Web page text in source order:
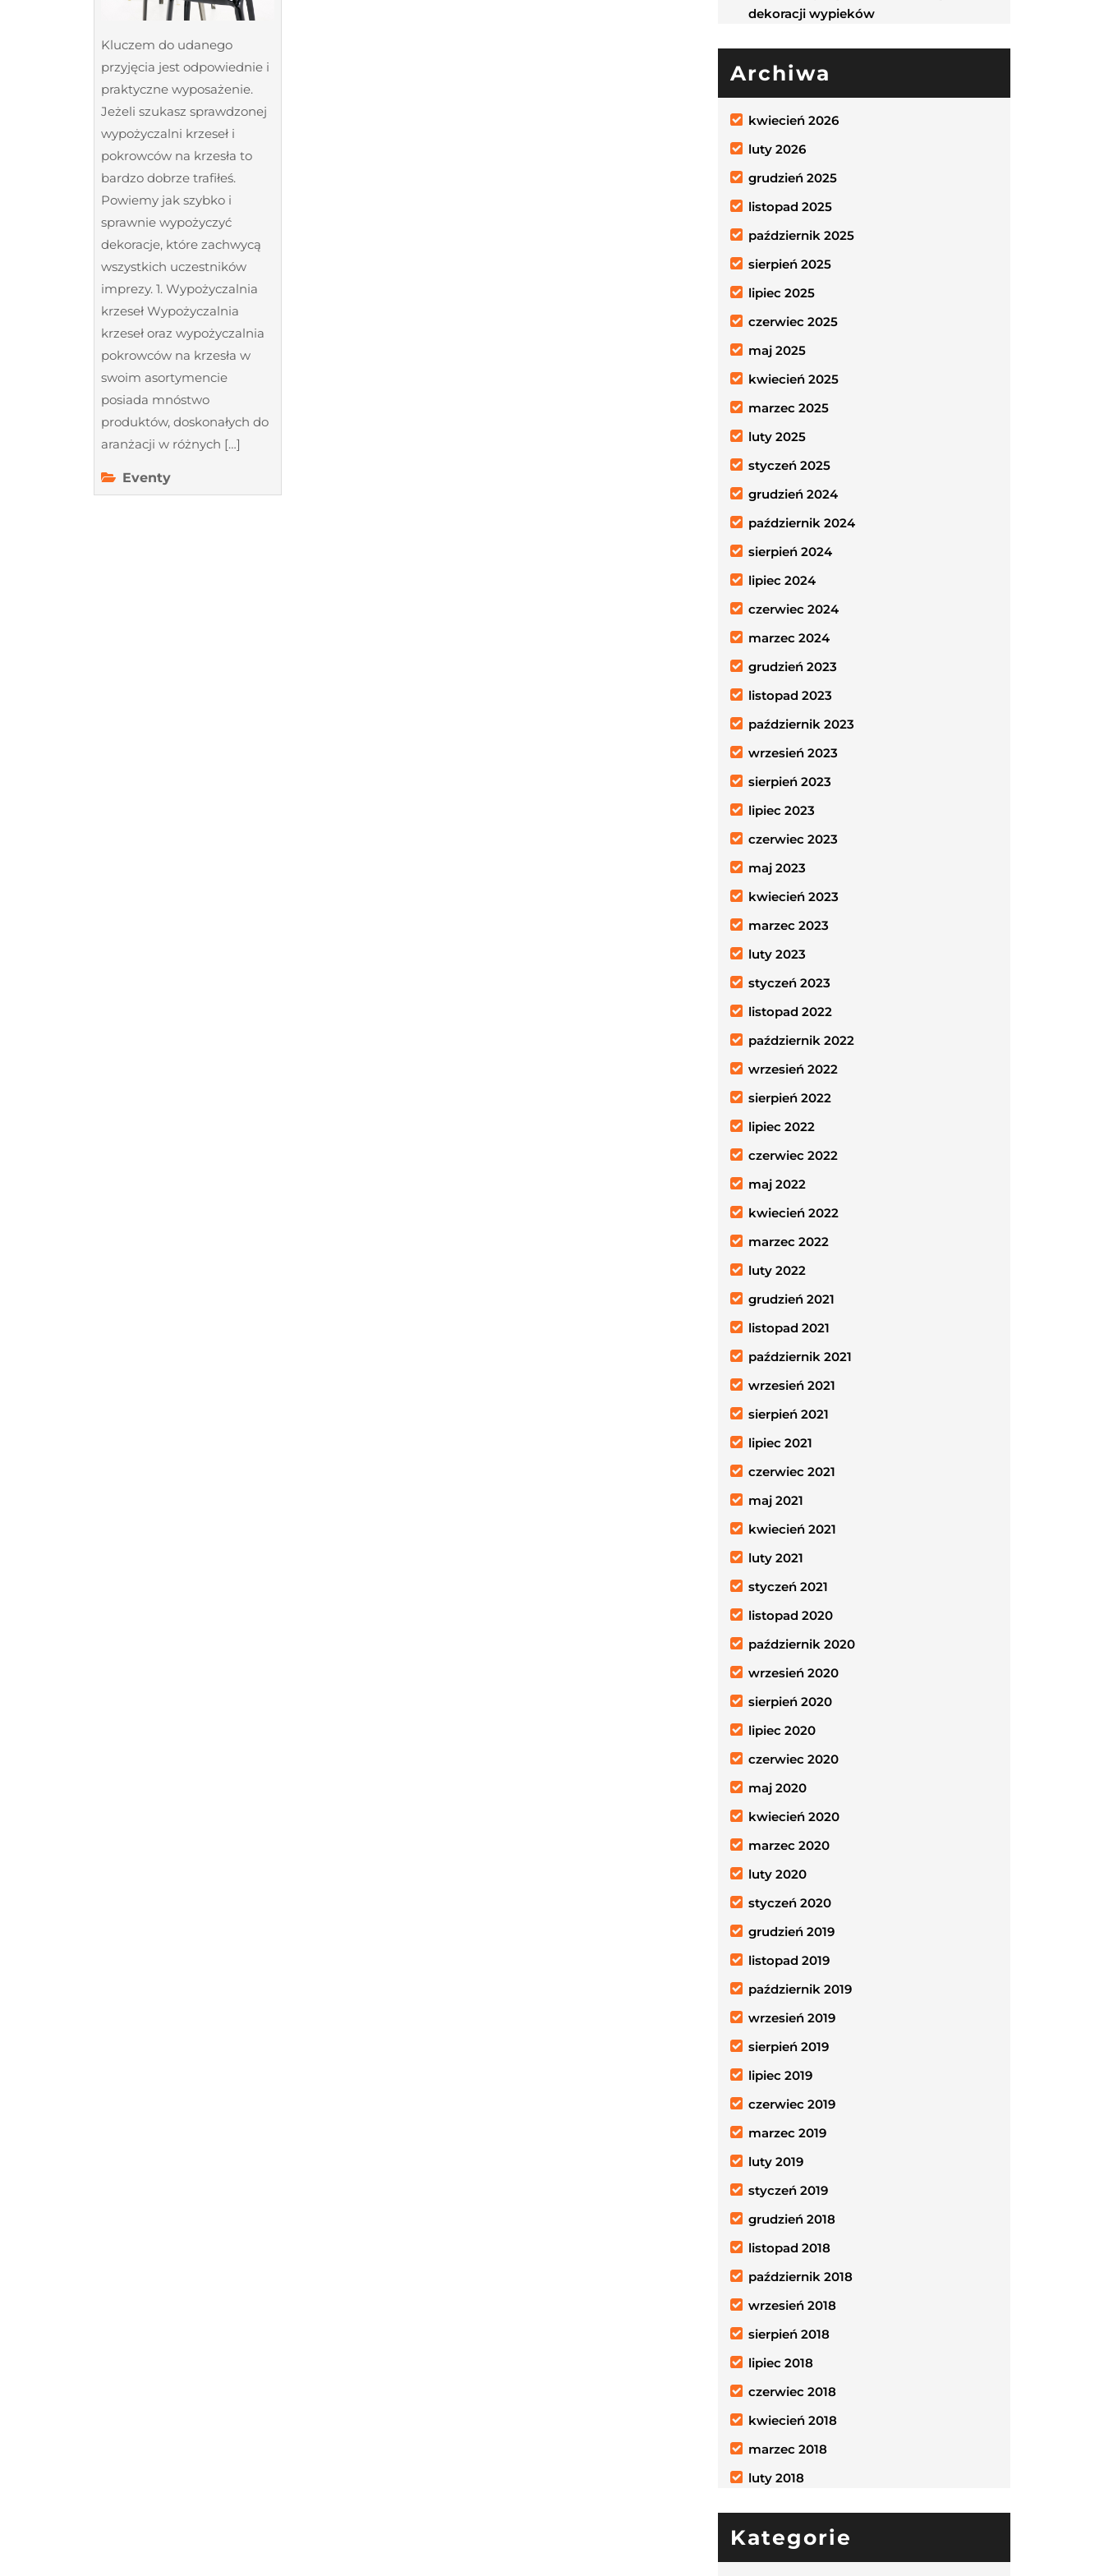
Kluczem do udanego
przyjęcia jest odpowiednie i
praktyczne wyposażenie.
Jeżeli szukasz sprawdzonej
wypożyczalni krzeseł i
pokrowców na krzesła to
bardzo dobrze trafiłeś.
Powiemy jak szybko i
sprawnie wypożyczyć
dekoracje, które zachwycą
wszystkich uczestników
imprezy. 1. Wypożyczalnia
krzeseł Wypożyczalnia
krzeseł oraz wypożyczalnia
pokrowców na krzesła w
swoim asortymencie
posiada mnóstwo
produktów, doskonałych do
aranżacji w różnych […]
Eventy
dekoracji wypieków
Archiwa
kwiecień 2026
luty 2026
grudzień 2025
listopad 2025
październik 2025
sierpień 2025
lipiec 2025
czerwiec 2025
maj 2025
kwiecień 2025
marzec 2025
luty 2025
styczeń 2025
grudzień 2024
październik 2024
sierpień 2024
lipiec 2024
czerwiec 2024
marzec 2024
grudzień 2023
listopad 2023
październik 2023
wrzesień 2023
sierpień 2023
lipiec 2023
czerwiec 2023
maj 2023
kwiecień 2023
marzec 2023
luty 2023
styczeń 2023
listopad 2022
październik 2022
wrzesień 2022
sierpień 2022
lipiec 2022
czerwiec 2022
maj 2022
kwiecień 2022
marzec 2022
luty 2022
grudzień 2021
listopad 2021
październik 2021
wrzesień 2021
sierpień 2021
lipiec 2021
czerwiec 2021
maj 2021
kwiecień 2021
luty 2021
styczeń 2021
listopad 2020
październik 2020
wrzesień 2020
sierpień 2020
lipiec 2020
czerwiec 2020
maj 2020
kwiecień 2020
marzec 2020
luty 2020
styczeń 2020
grudzień 2019
listopad 2019
październik 2019
wrzesień 2019
sierpień 2019
lipiec 2019
czerwiec 2019
marzec 2019
luty 2019
styczeń 2019
grudzień 2018
listopad 2018
październik 2018
wrzesień 2018
sierpień 2018
lipiec 2018
czerwiec 2018
kwiecień 2018
marzec 2018
luty 2018
Kategorie